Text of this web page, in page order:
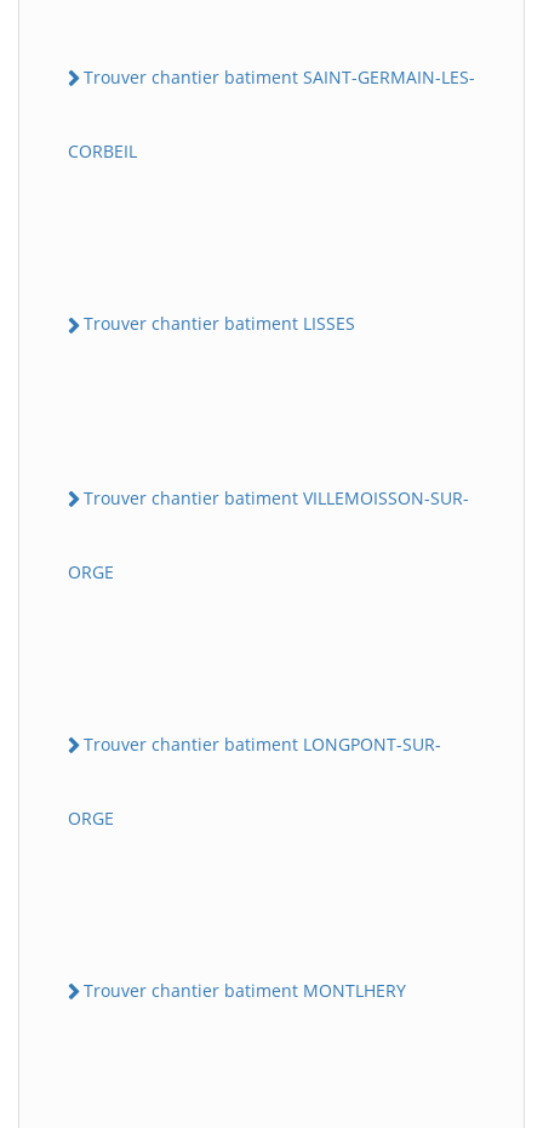
Trouver chantier batiment SAINT-GERMAIN-LES-
CORBEIL
Trouver chantier batiment LISSES
Trouver chantier batiment VILLEMOISSON-SUR-
ORGE
Trouver chantier batiment LONGPONT-SUR-
ORGE
Trouver chantier batiment MONTLHERY